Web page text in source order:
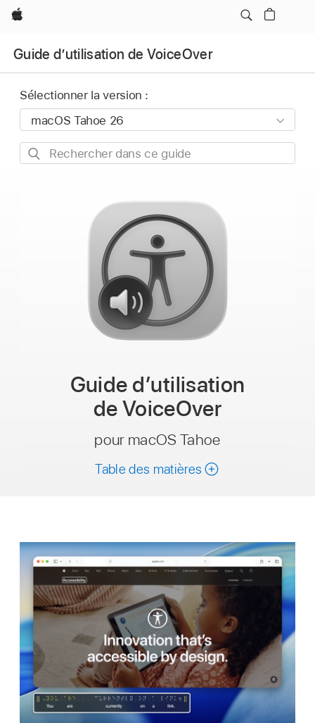
Apple
Guide dʼutilisation de VoiceOver
Sélectionner la version :
Rechercher
Guide dʼutilisation
de VoiceOver
pour macOS Tahoe
Table des matières